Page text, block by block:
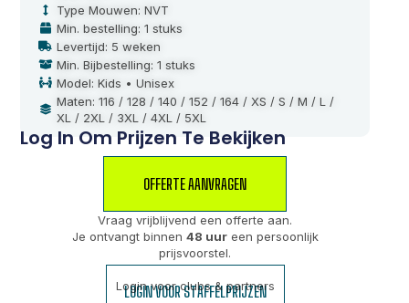
Type Mouwen: NVT
Min. bestelling: 1 stuks
Levertijd: 5 weken
Min. Bijbestelling: 1 stuks
Model: Kids • Unisex
Maten: 116 / 128 / 140 / 152 / 164 / XS / S / M / L /
XL / 2XL / 3XL / 4XL / 5XL
Log In Om Prijzen Te Bekijken
OFFERTE AANVRAGEN
Vraag vrijblijvend een offerte aan.
Je ontvangt binnen 48 uureen persoonlijk
prijsvoorstel.
LOGIN VOOR STAFFELPRIJZEN
Login voor clubs & partners